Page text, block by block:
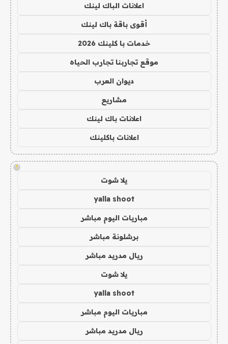
اعلانات الباك لينك
أقوى باقة باك لينك
خدمات با كلينك 2026
موقع تجاربنا تجارب الحياه
ديوان العرب
مشاريع
اعلانات باك لينك
اعلانات باكلينك
!
يلا شوت
yalla shoot
مباريات اليوم مباشر
برشلونة مباشر
ريال مدريد مباشر
يلا شوت
yalla shoot
مباريات اليوم مباشر
ريال مدريد مباشر